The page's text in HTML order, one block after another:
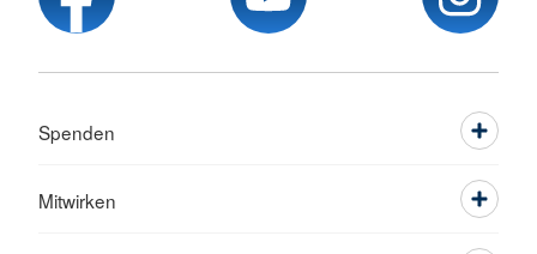
Spenden
Mitwirken